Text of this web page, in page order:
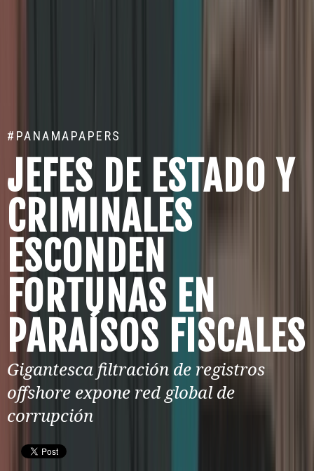
#PANAMAPAPERS
JEFES DE ESTADO Y
CRIMINALES
ESCONDEN
FORTUNAS EN
PARAÍSOS FISCALES
Gigantesca filtración de registros
offshore expone red global de
corrupción